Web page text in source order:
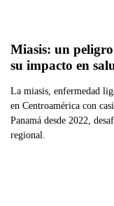
Miasis: un
su impacto en
La miasis, enfermedad
en Centroamérica con
Panamá desde 2022,
regional.